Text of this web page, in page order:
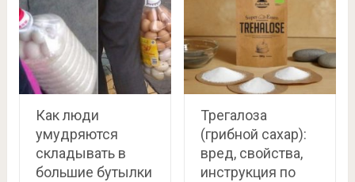
Как люди
умудряются
складывать в
большие бутылки
Трегалоза
(грибной сахар):
вред, свойства,
инструкция по